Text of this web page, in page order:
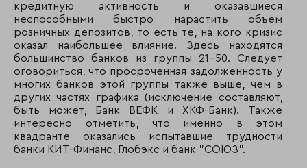
кредитную активность и оказавшиеся
неспособными быстро нарастить объем
розничных депозитов, то есть те, на кого кризис
оказал наибольшее влияние. Здесь находятся
большинство банков из группы 21-50. Следует
оговориться, что просроченная задолженность у
многих банков этой группы также выше, чем в
других частях графика (исключение составляют,
быть может, Банк ВЕФК и ХКФ-Банк). Также
интересно отметить, что именно в этом
квадранте оказались испытавшие трудности
банки КИТ-Финанс, Глобэкс и банк "СОЮЗ".